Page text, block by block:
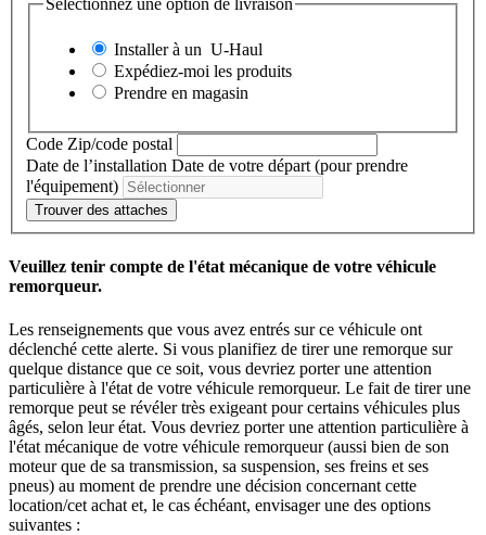
Sélectionnez une option de livraison
Installer à un U-Haul
Expédiez-moi les produits
Prendre en magasin
Code Zip/code postal
Date de l’installation Date de votre départ (pour prendre
l'équipement)
Trouver des attaches
Veuillez tenir compte de l'état mécanique de votre véhicule
remorqueur.
Les renseignements que vous avez entrés sur ce véhicule ont
déclenché cette alerte. Si vous planifiez de tirer une remorque sur
quelque distance que ce soit, vous devriez porter une attention
particulière à l'état de votre véhicule remorqueur. Le fait de tirer une
remorque peut se révéler très exigeant pour certains véhicules plus
âgés, selon leur état. Vous devriez porter une attention particulière à
l'état mécanique de votre véhicule remorqueur (aussi bien de son
moteur que de sa transmission, sa suspension, ses freins et ses
pneus) au moment de prendre une décision concernant cette
location/cet achat et, le cas échéant, envisager une des options
suivantes :